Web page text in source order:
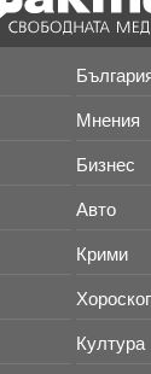
Мнения
Бизнес
Авто
Крими
Култура